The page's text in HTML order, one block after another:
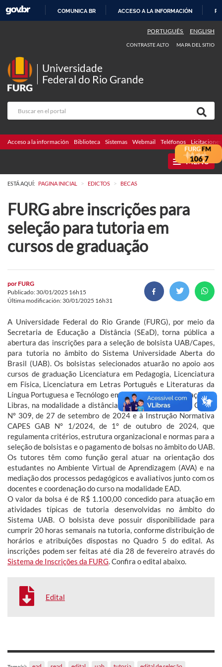
CONTENIDO
COMUNICA BR ACCESO A LA INFORMACIÓN
PORTUGUÊS ENGLISH
CONTRASTE ALTO MAPA DEL SITIO
Universidade
Federal do Rio Grande
Acceso a la información Biblioteca Sistemas Webmail Teléfonos Licitaciones
MENU
ESTÁ AQUÍ: PAGINA INICIAL > EDICTOS > BECAS
FURG abre inscrições para
seleção para tutoria em
cursos de graduação
por FURG
Publicado: 30/01/2025 16h15
Última modificación: 30/01/2025 16h31
A Universidade Federal do Rio Grande (FURG), por meio da
Secretaria de Educação a Distância (SEaD), torna pública a
abertura das inscrições para a seleção de bolsista UAB/Capes,
para tutoria no âmbito do Sistema Universidade Aberta do
Brasil (UAB). Os bolsistas selecionados atuarão no apoio aos
cursos de graduação Licenciatura em Pedagogia, Licenciatura
em Física, Licenciatura em Letras Português e Literaturas da
Língua Portuguesa e Tecnólogo em Tradução e Interpretação da
Libras, na modalidade a distância, atendendo à Portaria Capes
Nº 309, de 27 de setembro de 2024 e à Instrução Normativa
CAPES GAB N° 1/2024, de 1° de outubro de 2024, que
regulamenta critérios, estrutura organizacional e normas para a
seleção de bolsistas e o pagamento de bolsas no âmbito do UAB.
Os tutores têm como função geral atuar na orientação dos
estudantes no Ambiente Virtual de Aprendizagem (AVA) e na
mediação dos processos pedagógicos e avaliativos junto com os
docentes e coordenação do curso na modalidade EAD.
O valor da bolsa é de R$ 1.100,00 concedido para atuação em
atividades típicas de tutoria desenvolvidas no âmbito do
Sistema UAB. O bolsista deve possuir disponibilidade para
cumprir 20 horas semanais na tutoria, conforme distribuição de
horários e atribuições dispostas no Quadro 5 do edital. As
inscrições podem ser feitas até dia 28 de fevereiro através do
Sistema de Inscrições da FURG . Confira o edital abaixo.
Edital